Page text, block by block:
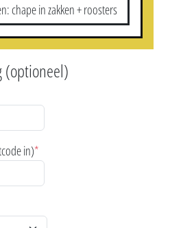
chape in zakken + roosters
(optioneel)
in)*